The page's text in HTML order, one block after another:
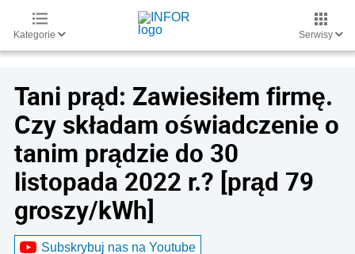
Kategorie Serwisy
Tani prąd: Zawiesiłem firmę.
Czy składam oświadczenie o
tanim prądzie do 30
listopada 2022 r.? [prąd 79
groszy/kWh]
Subskrybuj nas na Youtube